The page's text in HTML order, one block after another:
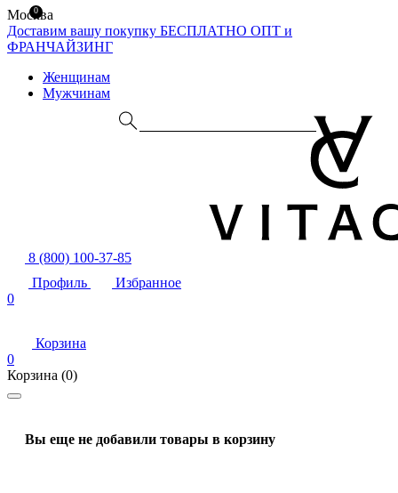
Москва
Доставим вашу покупку БЕСПЛАТНО ОПТ и
ФРАНЧАЙЗИНГ
Женщинам
Мужчинам
8 (800) 100-37-85
Профиль
Избранное
0
Корзина
0
Корзина (0)
Вы еще не добавили товары в корзину
0